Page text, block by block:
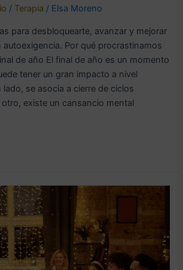
/ Terapia / Elsa Moreno
para desbloquearte, avanzar y mejorar
Por qué procrastinamos
de año El final de año es un momento
tener un gran impacto a nivel
lado, se asocia a cierre de ciclos
existe un cansancio mental